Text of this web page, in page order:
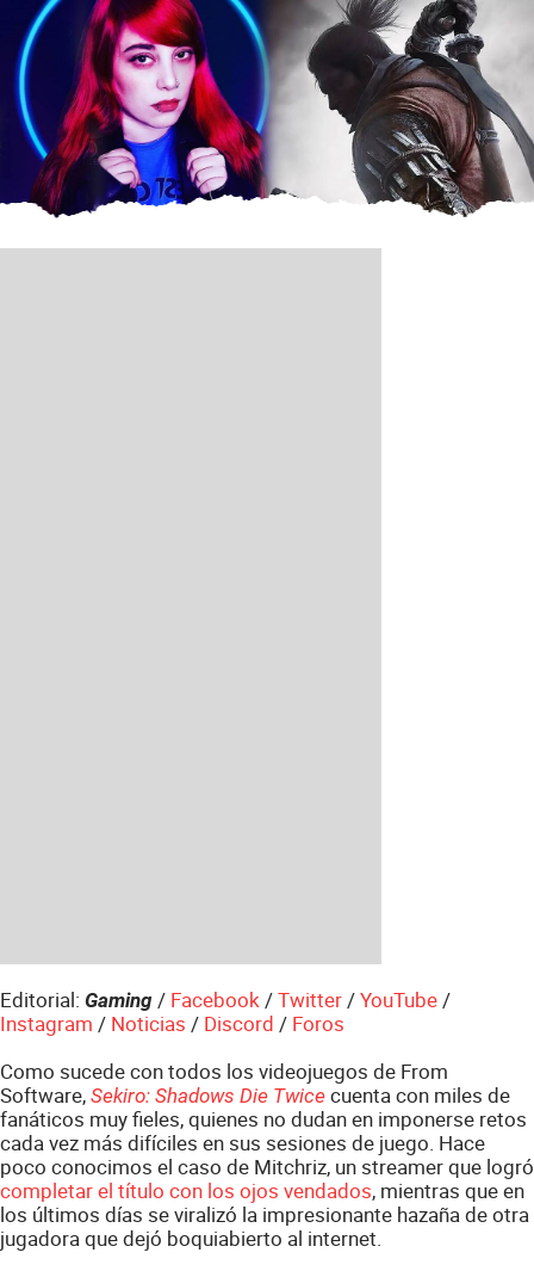
Editorial: Gaming / Facebook/Twitter/YouTube/
Instagram / Noticias / Discord / Foros
Como sucede con todos los videojuegos de From
Software, Sekiro: Shadows Die Twice cuenta con miles de
fanáticos muy fieles, quienes no dudan en imponerse retos
cada vez más difíciles en sus sesiones de juego. Hace
poco conocimos el caso de Mitchriz, un streamer que logró
completar el título con los ojos vendados, mientras que en
los últimos días se viralizó la impresionante hazaña de otra
jugadora que dejó boquiabierto al internet.